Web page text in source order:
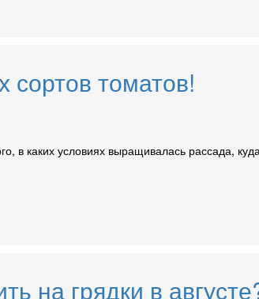
томатов!
в каких условиях выращивалась рассада,
на грядки в